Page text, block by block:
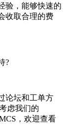
验，能够快速的
收取合理的费
?
论坛和工单方
虑我们的
，欢迎查看